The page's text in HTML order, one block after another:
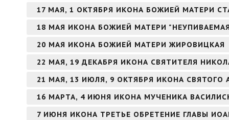
17 МАЯ, 1 ОКТЯБРЯ ИКОНА БОЖИЕЙ МАТЕРИ
18 МАЯ ИКОНА БОЖИЕЙ МАТЕРИ
20 МАЯ ИКОНА БОЖИЕЙ МАТЕРИ ЖИРОВИЦКАЯ
22 МАЯ, 19 ДЕКАБРЯ ИКОНА СВЯТИТЕЛЯ
21 МАЯ, 13 ИЮЛЯ, 9 ОКТЯБРЯ ИКОНА
16 МАРТА, 4 ИЮНЯ ИКОНА МУЧЕНИКА
7 ИЮНЯ ИКОНА ТРЕТЬЕ ОБРЕТЕНИЕ ГЛАВЫ